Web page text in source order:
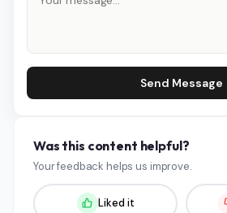
Send Message
Was this content helpful?
Your feedback helps us improve.
Liked it